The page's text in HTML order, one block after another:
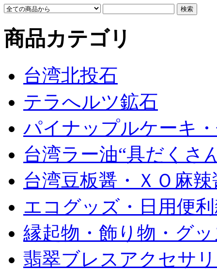
商品カテゴリ
台湾北投石
テラへルツ鉱石
パイナップルケーキ
台湾ラー油“具だくさ
台湾豆板醤・ＸＯ麻辣
エコグッズ・日用便
縁起物・飾り物・グ
翡翠ブレスアクセサ